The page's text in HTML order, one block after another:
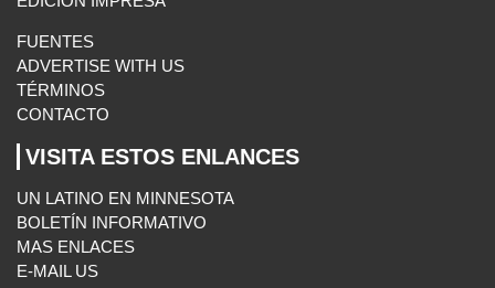
FUENTES
ADVERTISE WITH US
TÉRMINOS
CONTACTO
VISITA ESTOS ENLANCES
UN LATINO EN MINNESOTA
BOLETÍN INFORMATIVO
MAS ENLACES
E-MAIL US